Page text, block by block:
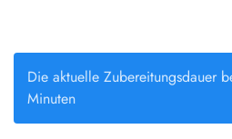
Die aktuelle Zubereitungsdauer
Minuten